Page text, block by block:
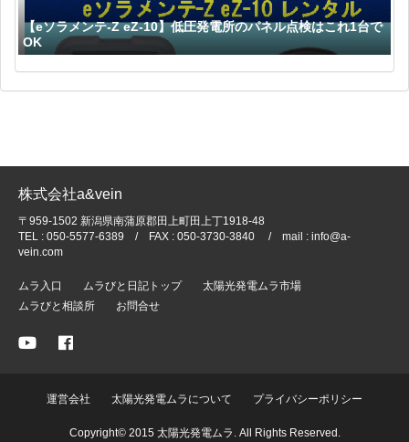
【eソラメンテ-Z eZ-10】低圧発電所のパネル点検はこれ1台で
OK
株式会社a&vein
〒959-1502 新潟県南蒲原郡田上町田上丁1918-48
TEL : 050-5577-6389 / FAX : 050-3730-3840 / mail : info@a-
vein.com
ムラ入口 ムラびと日記トップ
太陽光発電ムラ市場
ムラびと相談所
お問合せ
運営会社 太陽光発電ムラについて プライバシーポリシー
Copyright© 2015 太陽光発電ムラ. All Rights Reserved.